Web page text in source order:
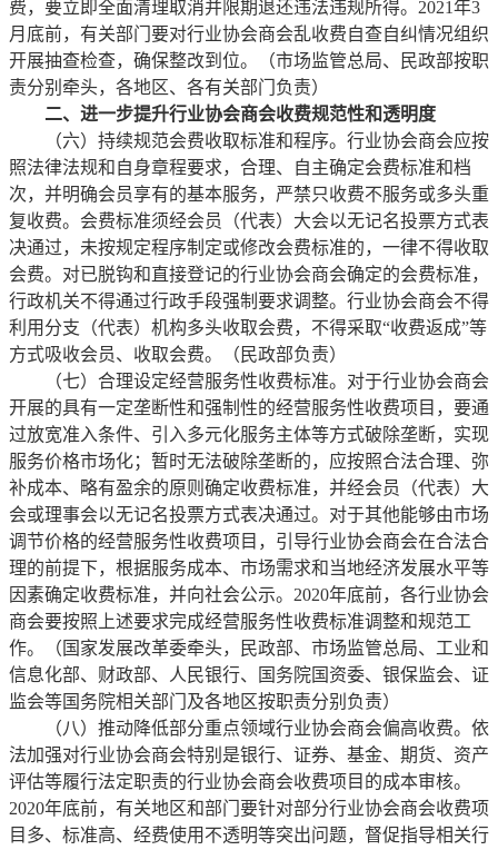
费，要立即全面清理取消并限期退还违法违规所得。2021年3
月底前，有关部门要对行业协会商会乱收费自查自纠情况组织
开展抽查检查，确保整改到位。（市场监管总局、民政部按职
责分别牵头，各地区、各有关部门负责）
二、进一步提升行业协会商会收费规范性和透明度
（六）持续规范会费收取标准和程序。行业协会商会应按
照法律法规和自身章程要求，合理、自主确定会费标准和档
次，并明确会员享有的基本服务，严禁只收费不服务或多头重
复收费。会费标准须经会员（代表）大会以无记名投票方式表
决通过，未按规定程序制定或修改会费标准的，一律不得收取
会费。对已脱钩和直接登记的行业协会商会确定的会费标准，
行政机关不得通过行政手段强制要求调整。行业协会商会不得
利用分支（代表）机构多头收取会费，不得采取“收费返成”等
方式吸收会员、收取会费。（民政部负责）
（七）合理设定经营服务性收费标准。对于行业协会商会
开展的具有一定垄断性和强制性的经营服务性收费项目，要通
过放宽准入条件、引入多元化服务主体等方式破除垄断，实现
服务价格市场化；暂时无法破除垄断的，应按照合法合理、弥
补成本、略有盈余的原则确定收费标准，并经会员（代表）大
会或理事会以无记名投票方式表决通过。对于其他能够由市场
调节价格的经营服务性收费项目，引导行业协会商会在合法合
理的前提下，根据服务成本、市场需求和当地经济发展水平等
因素确定收费标准，并向社会公示。2020年底前，各行业协会
商会要按照上述要求完成经营服务性收费标准调整和规范工
作。（国家发展改革委牵头，民政部、市场监管总局、工业和
信息化部、财政部、人民银行、国务院国资委、银保监会、证
监会等国务院相关部门及各地区按职责分别负责）
（八）推动降低部分重点领域行业协会商会偏高收费。依
法加强对行业协会商会特别是银行、证券、基金、期货、资产
评估等履行法定职责的行业协会商会收费项目的成本审核。
2020年底前，有关地区和部门要针对部分行业协会商会收费项
目多、标准高、经费使用不透明等突出问题，督促指导相关行